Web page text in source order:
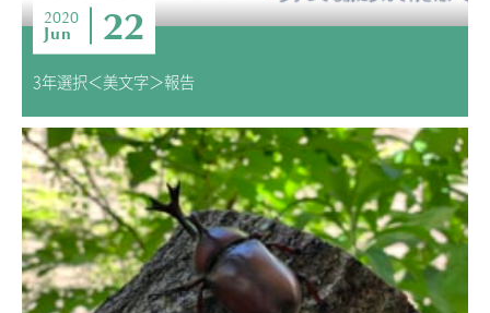
2020
Jun 22
3年選択＜美文字＞報告